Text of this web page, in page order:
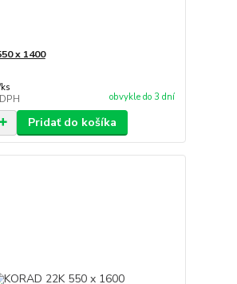
x 1400
ks
obvykle do 3 dní
Pridať do košíka